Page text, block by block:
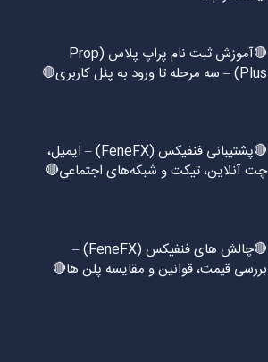
🔴آموزش ثبت نام پراپ پلاس (Prop
Plus) – سه مرحله تا ورود به پنل کاربری🔴
🔴پشتیبانی فنفیکس (FeneFX) – ایمیل،
چت آنلاین، تیکت و شبکه‌های اجتماعی🔴
🔴چالش های فنفیکس (FeneFX) –
بررسی قیمت، قوانین و مقایسه پلن ها🔴